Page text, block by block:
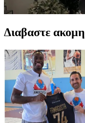
Διαβαστε ακομη